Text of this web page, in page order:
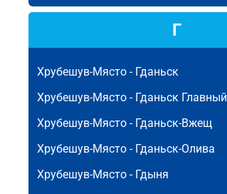
Г
Хрубешув-Място - Гданьск
Хрубешув-Място - Гданьск Главный
Хрубешув-Място - Гданьск-Вжещ
Хрубешув-Място - Гданьск-Олива
Хрубешув-Място - Гдыня